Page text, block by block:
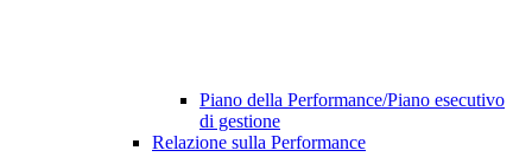
Piano della Performance/Piano esecutivo
di gestione
Relazione sulla Performance